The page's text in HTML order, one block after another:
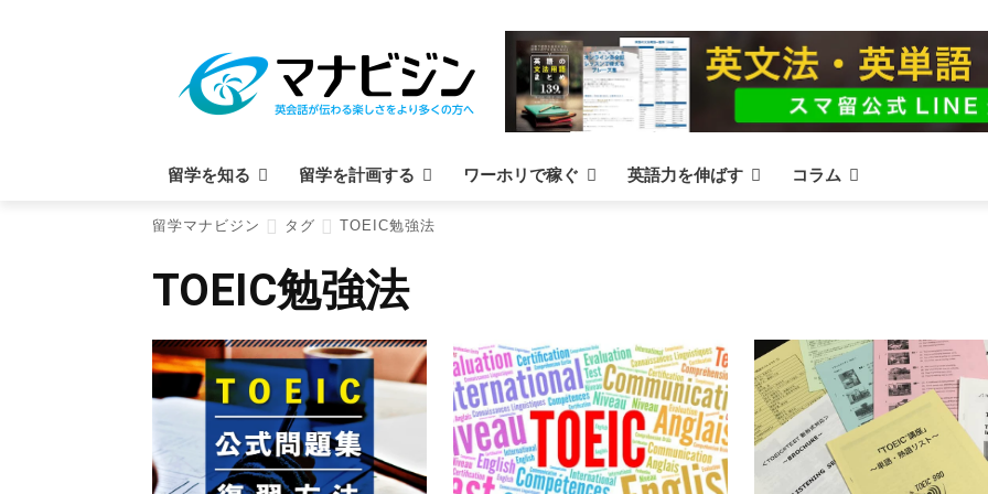
留学を知る 留学を計画する ワーホリで稼ぐ 英語力を伸ばす コラム
留学マナビジン タグ TOEIC勉強法
TOEIC勉強法